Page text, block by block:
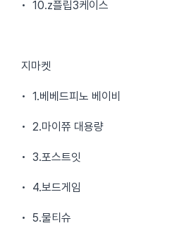
• 10.z플립3케이스
지마켓
• 1.베베드피노 베이비
• 2.마이쮸 대용량
• 3.포스트잇
• 4.보드게임
• 5.물티슈